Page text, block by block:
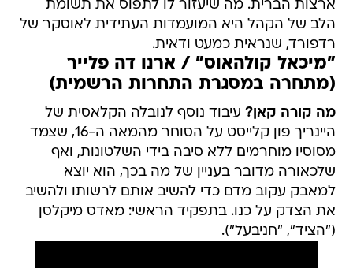
ארצות הברית. מה שיעזור לו לתפוס את תשומת
הלב של הקהל היא המועמדות העתידית לאוסקר של
רדפורד, שנראית כמעט ודאית.
"מיכאל קולהאוס" / ארנו דה פלייר
(מתחרה במסגרת התחרות הרשמית)
מה קורה קאן? עיבוד נוסף לנובלה הקלאסית של
היינריך פון קלייסט על הסוחר מהמאה ה-16, שצמד
מסוסיו מוחרמים ללא סיבה בידי השלטונות, ואף
שלכאורה מדובר בעניין של מה בכך, הוא יוצא
למאבק עקוב מדם כדי להשיב אותם לרשותו ולהשיב
את הצדק על כנו. בתפקיד הראשי: מאדס מיקלסן
("הציד", "חניבעל").